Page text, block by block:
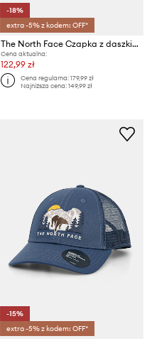
-18%
extra -5% z kodem: OFF*
The North Face Czapka z daszkiem TRUCKER
Cena aktualna:
122,99 zł
Cena regularna:179,99 zł
Najniższa cena:149,99 zł
-15%
extra -5% z kodem: OFF*